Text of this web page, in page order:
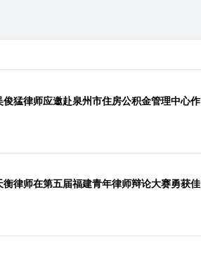
俊猛律师应邀赴泉州市住房公积金管理中心作
衡律师在第五届福建青年律师辩论大赛勇获佳